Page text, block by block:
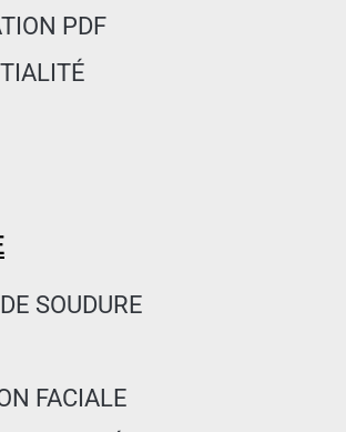
PDF
SOUDURE
FACIALE